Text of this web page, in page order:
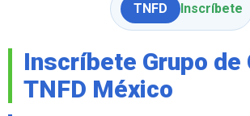
TNFD Inscríbete
Inscríbete Grupo de
TNFD México